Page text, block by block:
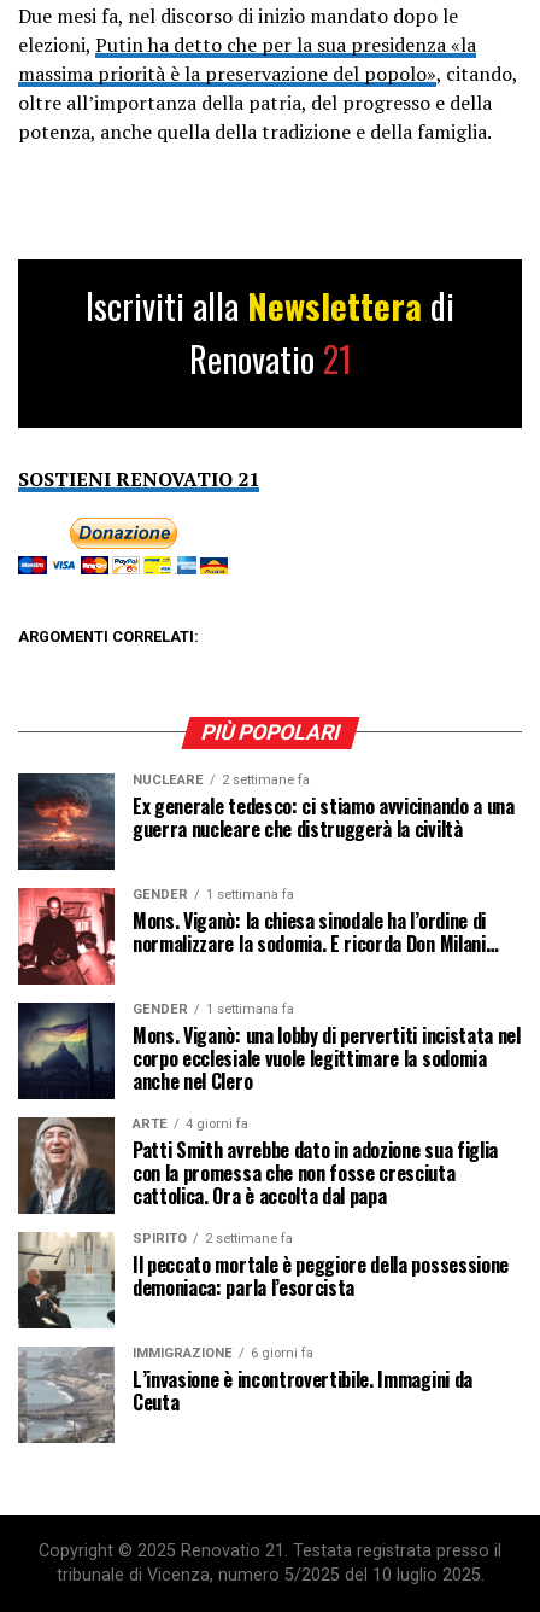
Due mesi fa, nel discorso di inizio mandato dopo le
elezioni, Putin ha detto che per la sua presidenza «la
massima priorità è la preservazione del popolo», citando,
oltre all’importanza della patria, del progresso e della
potenza, anche quella della tradizione e della famiglia.
Iscriviti alla Newslettera di
Renovatio 21
SOSTIENI RENOVATIO 21
ARGOMENTI CORRELATI:
PIÙ POPOLARI
NUCLEARE 2 settimane fa
Ex generale tedesco: ci stiamo avvicinando a una
guerra nucleare che distruggerà la civiltà
GENDER 1 settimana fa
Mons. Viganò: la chiesa sinodale ha l’ordine di
normalizzare la sodomia. E ricorda Don Milani…
GENDER 1 settimana fa
Mons. Viganò: una lobby di pervertiti incistata nel
corpo ecclesiale vuole legittimare la sodomia
anche nel Clero
ARTE 4 giorni fa
Patti Smith avrebbe dato in adozione sua figlia
con la promessa che non fosse cresciuta
cattolica. Ora è accolta dal papa
SPIRITO 2 settimane fa
Il peccato mortale è peggiore della possessione
demoniaca: parla l’esorcista
IMMIGRAZIONE 6 giorni fa
L’invasione è incontrovertibile. Immagini da
Ceuta
Copyright © 2025 Renovatio 21. Testata registrata presso il
tribunale di Vicenza, numero 5/2025 del 10 luglio 2025.